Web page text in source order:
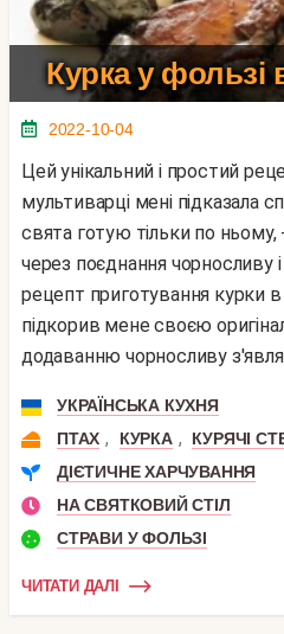
Курка у фользі
2022-10-04
Цей унікальний і простий рецепт курки в фользі в
мультиварці мені підказала
свята готую тільки по
через поєднання чорносливу
рецепт приготування курки
підкорив мене своєю
додаванню чорносливу
УКРАЇНСЬКА КУХНЯ
ПТАХ , КУРКА , КУРЯЧІ
ДІЄТИЧНЕ ХАРЧУВАННЯ
НА СВЯТКОВИЙ СТІЛ
СТРАВИ У ФОЛЬЗІ
ЧИТАТИ ДАЛІ